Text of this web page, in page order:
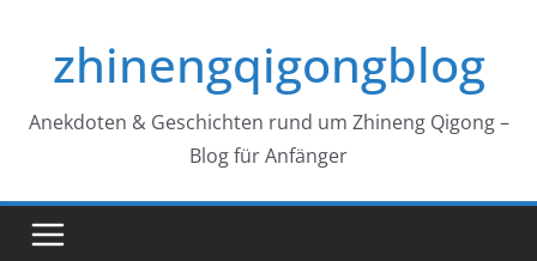
springenzhinengqigongblog
Anekdoten & Geschichten rund um Zhineng Qigong –
Blog für Anfänger